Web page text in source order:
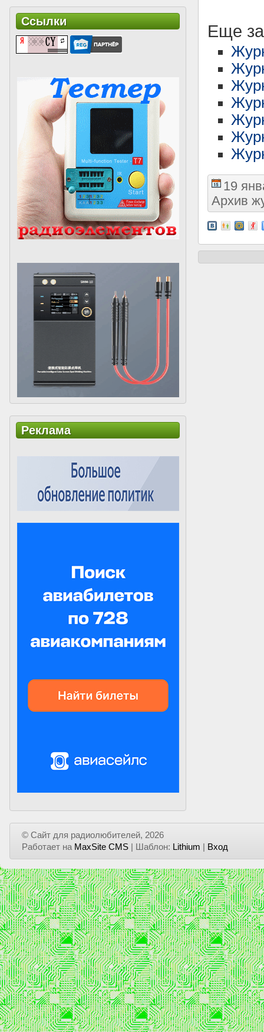
Еще
19
Архив
Ссылки
Реклама
© Сайт для радиолюбителей, 2026
Работает на MaxSite CMS | Шаблон: Lithium Вход